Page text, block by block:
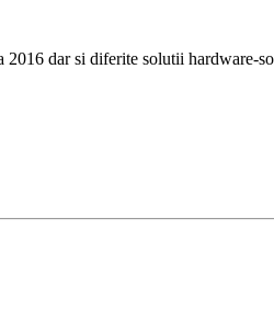
dar si diferite solutii hardware-